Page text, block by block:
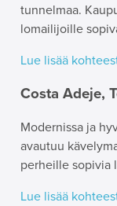
tunnelmaa.
lomailijoille
Lue lisää
Costa Adeje,
Modernissa ja
avautuu
perheille sopivia
Lue lisää